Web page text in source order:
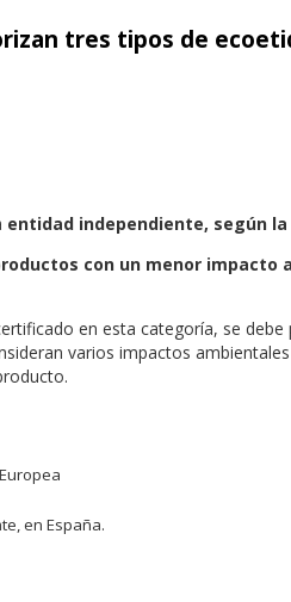
tres tipos de
entidad independiente, según la
con un menor impacto
en esta categoría, se debe
varios impactos
en España.